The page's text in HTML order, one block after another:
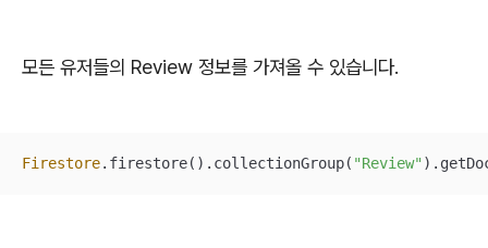
모든 유저들의 Review 정보를 가져올 수 있습니다.
Firestore.firestore().collectionGroup( "Review"